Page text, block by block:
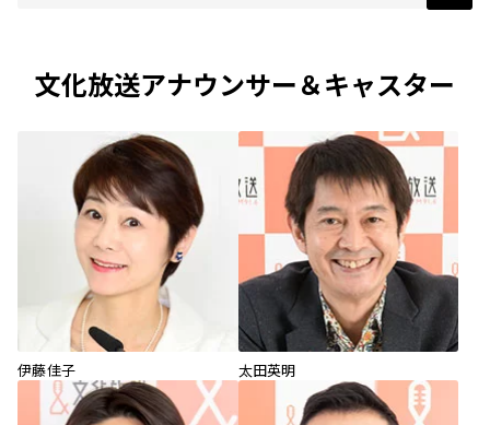
文化放送アナウンサー＆キャスター
伊藤佳子 太田英明